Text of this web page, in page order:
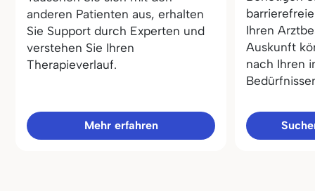
anderen Patienten aus, erhalten
Sie Support durch Experten und
verstehen Sie Ihren
Therapieverlauf.
Mehr erfahren
Ihren
Auskunft
nach Ihren